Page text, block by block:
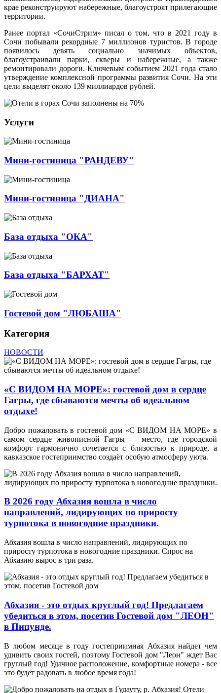
крае реконструируют набережные, благоустроят прилегающие
территории.
Ранее портал «СочиСтрим» писал о том, что в 2021 году в
Сочи побывали рекордные 7 миллионов туристов. В городе
появилось девять социально значимых объектов,
благоустраивали парки, скверы и набережные, а также
ремонтировали дороги. Ключевым событием 2021 года стало
утверждение комплексной программы развития Сочи. На эти
цели выделят около 139 миллиардов рублей.
Услуги
Мини-гостиница "РАНДЕВУ"
Мини-гостиница "ДИАНА"
База отдыха "ОКА"
База отдыха "БАРХАТ"
Гостевой дом "ЛЮБАША"
Категория
НОВОСТИ
«С ВИДОМ НА МОРЕ»: гостевой дом в сердце
Гагры, где сбываются мечты об идеальном
отдыхе!
Добро пожаловать в гостевой дом «С ВИДОМ НА МОРЕ» в
самом сердце живописной Гагры — место, где городской
комфорт гармонично сочетается с близостью к природе, а
кавказское гостеприимство создаёт особую атмосферу уюта.
В 2026 году Абхазия вошла в число
направлений, лидирующих по приросту
турпотока в новогодние праздники.
Абхазия вошла в число направлений, лидирующих по
приросту турпотока в новогодние праздники. Спрос на
Абхазию вырос в три раза.
Абхазия - это отдых круглый год! Предлагаем
убедиться в этом, посетив Гостевой дом "ЛЕОН"
в Пицунде.
В любом месяце в году гостеприимная Абхазия найдет чем
удивить своих гостей, поэтому Гостевой дом "Леон" ждет Вас
груглый год! Удачное расположение, комфортные номера - все
это будет радовать в любое время года!